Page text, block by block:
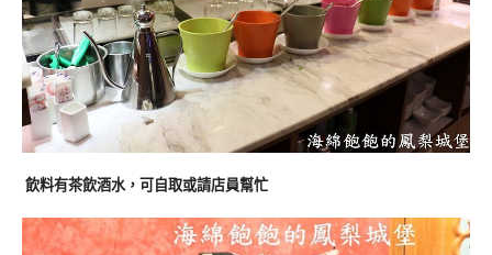
飲料有茶飲酒水，可自取或請店員幫忙